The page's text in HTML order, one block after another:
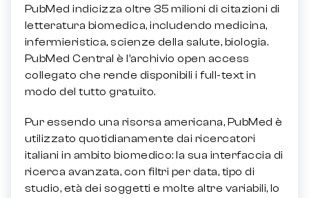
PubMed indicizza oltre 35 milioni di citazioni di
letteratura biomedica, includendo medicina,
infermieristica, scienze della salute, biologia.
PubMed Central è l’archivio open access
collegato che rende disponibili i full-text in
modo del tutto gratuito.
Pur essendo una risorsa americana, PubMed è
utilizzato quotidianamente dai ricercatori
italiani in ambito biomedico: la sua interfaccia di
ricerca avanzata, con filtri per data, tipo di
studio, età dei soggetti e molte altre variabili, lo